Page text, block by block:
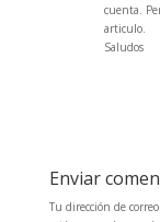
cuenta.
articulo.
Saludos
Enviar
Tu dirección de